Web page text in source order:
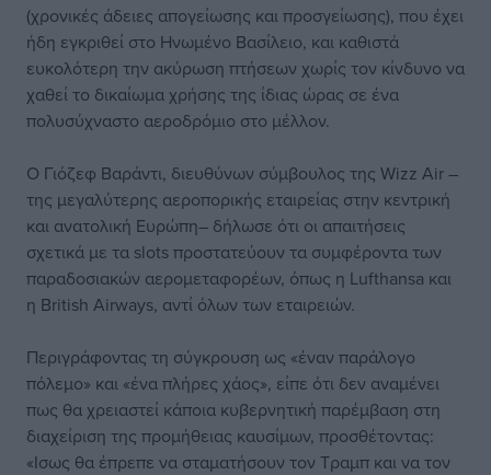
(χρονικές άδειες απογείωσης και προσγείωσης), που έχει
ήδη εγκριθεί στο Ηνωμένο Βασίλειο, και καθιστά
ευκολότερη την ακύρωση πτήσεων χωρίς τον κίνδυνο να
χαθεί το δικαίωμα χρήσης της ίδιας ώρας σε ένα
πολυσύχναστο αεροδρόμιο στο μέλλον.
Ο Γιόζεφ Βαράντι, διευθύνων σύμβουλος της Wizz Air –
της μεγαλύτερης αεροπορικής εταιρείας στην κεντρική
και ανατολική Ευρώπη– δήλωσε ότι οι απαιτήσεις
σχετικά με τα slots προστατεύουν τα συμφέροντα των
παραδοσιακών αερομεταφορέων, όπως η Lufthansa και
η British Airways, αντί όλων των εταιρειών.
Περιγράφοντας τη σύγκρουση ως «έναν παράλογο
πόλεμο» και «ένα πλήρες χάος», είπε ότι δεν αναμένει
πως θα χρειαστεί κάποια κυβερνητική παρέμβαση στη
διαχείριση της προμήθειας καυσίμων, προσθέτοντας:
«Ισως θα έπρεπε να σταματήσουν τον Τραμπ και να τον